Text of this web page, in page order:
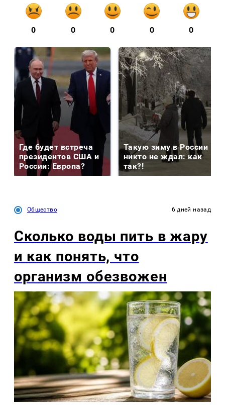
0 0 0 0 0
Где будет встреча
президентов США и
России: Европа?
Такую зиму в России
никто не ждал: как
так?!
Общество 6 дней назад
Сколько воды пить в жару
и как понять, что
организм обезвожен